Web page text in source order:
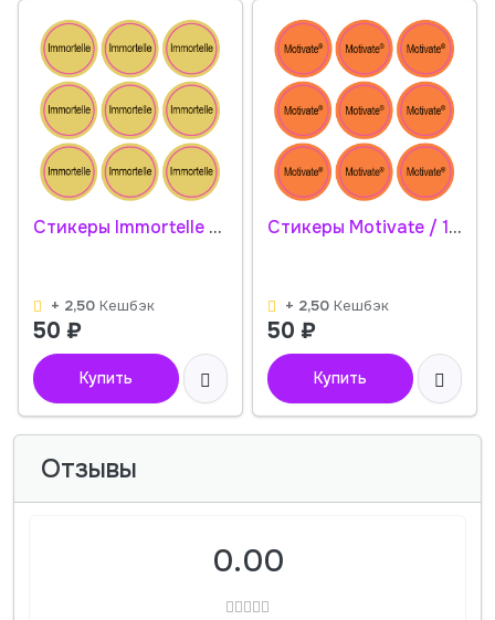
Стикеры Immortelle / 108 стикеров на 1 листе
+ 2,50 Кешбэк
50 ₽
Купить
Стикеры Motivate / 108 стикеров на 1 листе
+ 2,50 Кешбэк
50 ₽
Купить
Отзывы
0.00